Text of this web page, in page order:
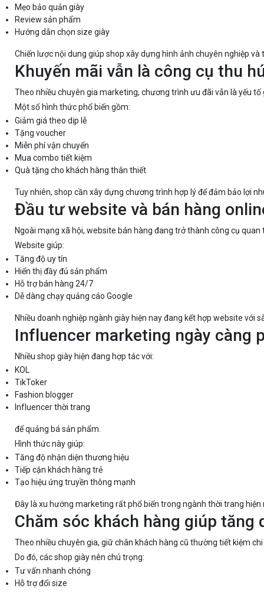
Mẹo bảo quản giày
Review sản phẩm
Hướng dẫn chọn size giày
Chiến lược nội dung giúp shop xây dựng hình ảnh chuyên nghiệp
Khuyến mãi vẫn là công cụ thu
Theo nhiều chuyên gia marketing, chương trình ưu đãi vẫn là yếu
Một số hình thức phổ biến gồm:
Giảm giá theo dịp lễ
Tặng voucher
Miễn phí vận chuyển
Mua combo tiết kiệm
Quà tặng cho khách hàng thân thiết
Tuy nhiên, shop cần xây dựng chương trình hợp lý để đảm bảo lợi
Đầu tư website và bán hàng
Ngoài mạng xã hội, website bán hàng đang trở thành công cụ
Website giúp:
Tăng độ uy tín
Hiển thị đầy đủ sản phẩm
Hỗ trợ bán hàng 24/7
Dễ dàng chạy quảng cáo Google
Nhiều doanh nghiệp ngành giày hiện nay đang kết hợp website với
Influencer marketing ngày càng
Nhiều shop giày hiện đang hợp tác với:
KOL
TikToker
Fashion blogger
Influencer thời trang
để quảng bá sản phẩm.
Hình thức này giúp:
Tăng độ nhận diện thương hiệu
Tiếp cận khách hàng trẻ
Tạo hiệu ứng truyền thông mạnh
Đây là xu hướng marketing rất phổ biến trong ngành thời trang hiện
Chăm sóc khách hàng giúp tăng
Theo nhiều chuyên gia, giữ chân khách hàng cũ thường tiết kiệm
Do đó, các shop giày nên chú trọng:
Tư vấn nhanh chóng
Hỗ trợ đổi size